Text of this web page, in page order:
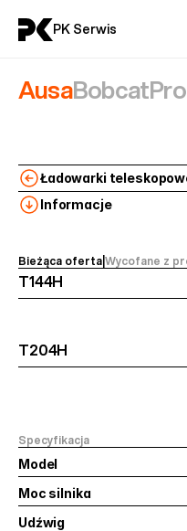
AusaBobcat
Ładowarki
Informacje
Bieżąca ofertaWycofane z
Model
Moc silnika
Udźwig
Specyfikacja
T144H
T204H
PK Serwis
Aktualności
Serwis
PROBST
SWEPAC
Maszyny Budowlane